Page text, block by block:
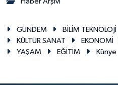
GÜNDEM BİLİM TEKNOLOJİ
KÜLTÜR SANAT
EKONOMİ
YAŞAM
EĞİTİM Künye